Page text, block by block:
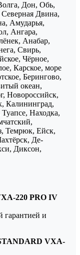
Дон, Обь,
Двина,
Амударья,
Ангара,
Анабар,
Свирь,
Чёрное,
Карское, море
Берингово,
океан,
Новороссийск,
Калининград,
Находка,
Темрюк, Ейск,
Де-
Диксон,
220 PRO IV
гарантией и
VXA-